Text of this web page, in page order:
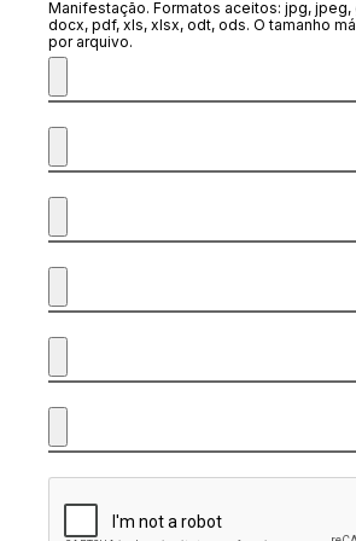
Manifestação. Formatos aceitos: jpg, jpeg,
docx, pdf, xls, xlsx, odt, ods. O tamanho
por arquivo.